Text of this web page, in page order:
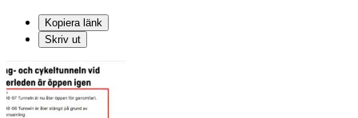
Kopiera länk
Skriv ut